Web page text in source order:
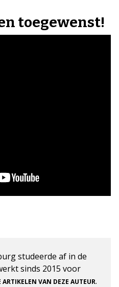
toegewenst!
studeerde af in de
sinds 2015 voor
ARTIKELEN VAN DEZE AUTEUR.